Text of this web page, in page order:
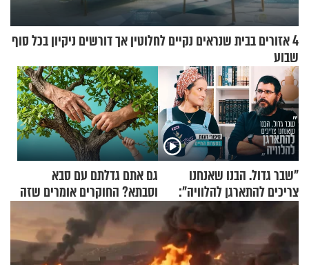
4 אזורים בבית שנראים נקיים לחלוטין אך דורשים ניקיון בכל סוף
שבוע
"שבר גדול. הבנו שאנחנו
צריכים להתארגן להלוויה":
זוגיות במבחן, הפעם עם מרים
וגד דנינו
גם אתם גדלתם עם סבא
וסבתא? החוקרים אומרים שזה
מתכון מנצח